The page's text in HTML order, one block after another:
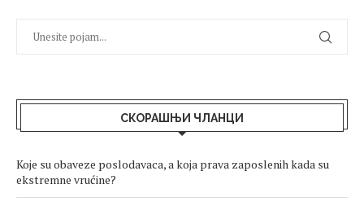
СКОРАШЊИ ЧЛАНЦИ
Koje su obaveze poslodavaca, a koja prava zaposlenih kada su
ekstremne vrućine?